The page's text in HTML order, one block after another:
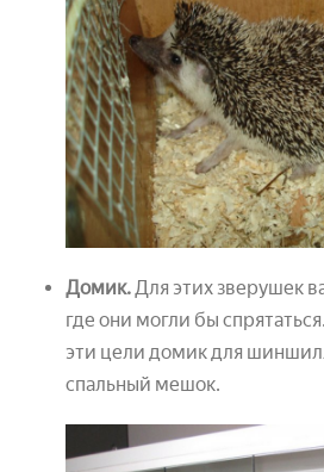
Домик.Для этих зверушек
где они могли бы
эти цели домик для
спальный мешок.